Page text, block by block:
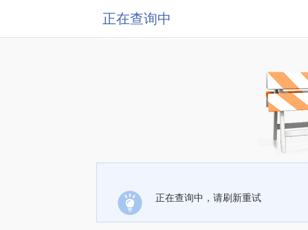
正在查询中
正在查询中，请刷新重试